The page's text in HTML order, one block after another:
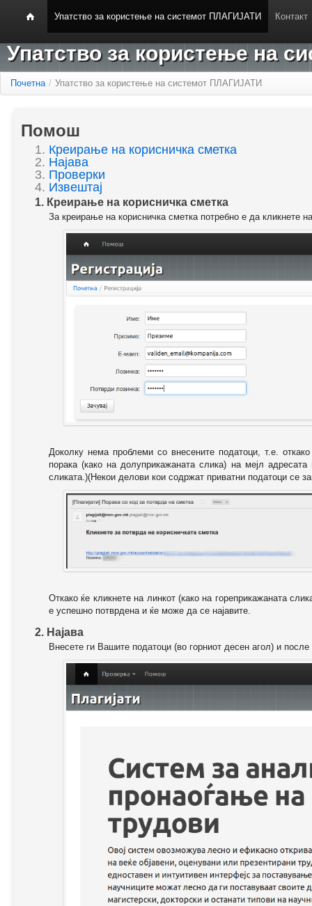
Упатство за користење на системот ПЛАГИЈАТИ Контакт
Упатство за користење на
Почетна / Упатство за користење на системот ПЛАГИЈАТИ
Помош
1. Креирање на корисничка сметка
2. Најава
3. Проверки
4. Извештај
1. Креирање на корисничка сметка
За креирање на корисничка сметка потребно е да кликнете
Доколку нема проблеми со внесените податоци, т.е.
порака (како на долуприкажаната слика) на мејл
сликата.)(Некои делови кои содржат приватни податоци се
Откако ќе кликнете на линкот (како на гореприкажаната
е успешно потврдена и ќе може да се најавите.
2. Најава
Внесете ги Вашите податоци (во горниот десен агол) и